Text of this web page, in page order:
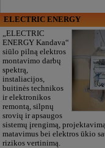
ELECTRIC ENERGY
„ELECTRIC
ENERGY Kandava“
siūlo pilną elektros
montavimo darbų
spektrą,
instaliacijos,
buitinės technikos
ir elektronikos
remontą, silpnų
srovių ir apsaugos
sistemų įrengimą,
matavimus bei elektros ūkio
rizikos vertinimą.